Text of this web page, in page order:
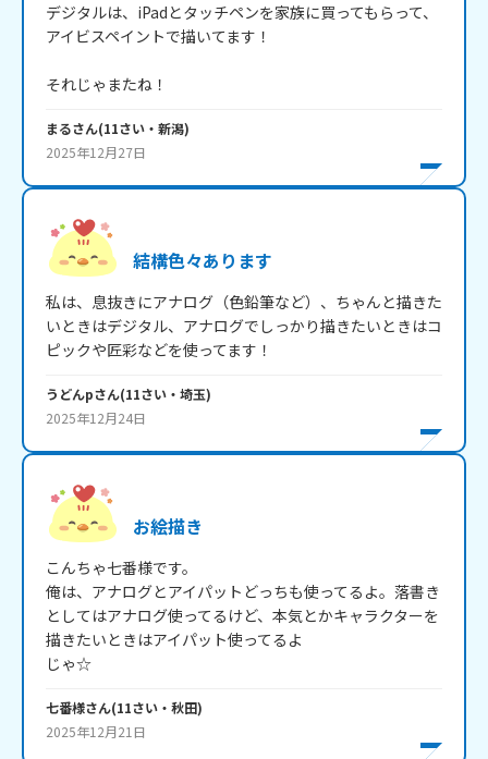
デジタルは、iPadとタッチペンを家族に買ってもらって、
アイビスペイントで描いてます！
まるさん(11さい・ 新潟)
2025年12月27日
結構色々あります
私は、息抜きにアナログ（色鉛筆など）、ちゃんと描きた
いときはデジタル、アナログでしっかり描きたいときはコ
ピックや匠彩などを使ってます！
うどんpさん(11さい・ 埼玉)
2025年12月24日
お絵描き
こんちゃ七番様です。
俺は、アナログとアイパットどっちも使ってるよ。落書き
としてはアナログ使ってるけど、本気とかキャラクターを
描きたいときはアイパット使ってるよ
じゃ☆
七番様さん(11さい・ 秋田)
2025年12月21日